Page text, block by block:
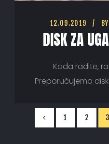
12.09.2019 BY
DISK ZA
Kada radite,
Preporučujemo
1 2 3